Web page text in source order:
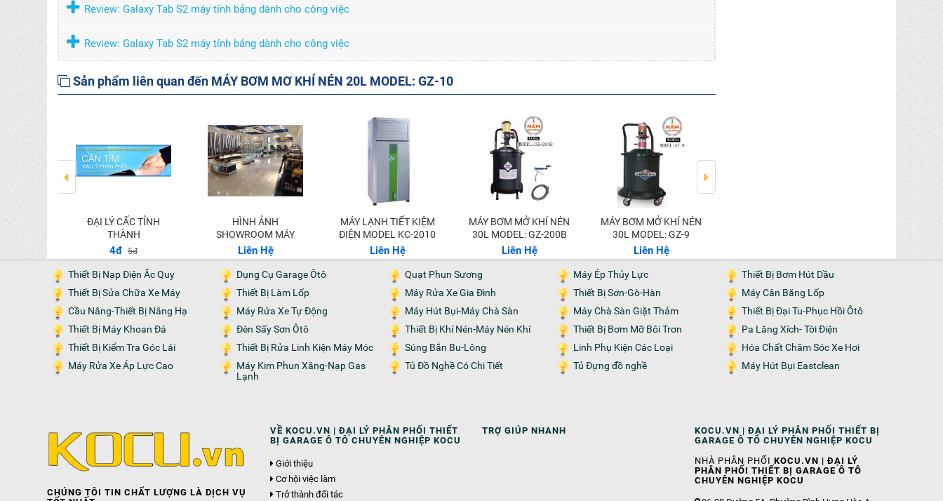
Review: Galaxy Tab S2 máy tính bảng dành cho công việc
Review: Galaxy Tab S2 máy tính bảng dành cho công việc
Sản phẩm liên quan đến MÁY BƠM MƠ KHÍ NÉN 20L MODEL: GZ-10
Thêm vào giỏ
ĐẠI LÝ CẤC TỈNH
THÀNH
4đ 5đ
HÌNH ẢNH
SHOWROOM MÁY
LUTIAN
Liên Hệ
MÁY LẠNH TIẾT KIỆM
ĐIỆN MODEL KC-2010
Liên Hệ
MÁY BƠM MỞ KHÍ NÉN
30L MODEL: GZ-200B
Liên Hệ
MÁY BƠM MỞ KHÍ NÉN
30L MODEL: GZ-9
Liên Hệ
Thiết Bị Nạp Điện Ăc Quy Dụng Cụ Garage Ôtô Quạt Phun Sương Máy Ép Thủy Lực
Thiết Bị Bơm Hút Dầu
Thiết Bị Sửa Chữa Xe Máy
Thiết Bị Làm Lốp Máy Rửa Xe Gia Đình Thiết Bị Sơn-Gò-Hàn
Máy Cân Băng Lốp
Cầu Nâng-Thiết Bị Nâng Hạ
Máy Rửa Xe Tự Động Máy Hút Bụi-Máy Chà Sàn Máy Chà Sàn Giặt Thảm
Thiết Bị Đại Tu-Phục Hồi Ôtô
Thiết Bị Máy Khoan Đá
Đèn Sấy Sơn Ôtô Thiết Bị Khí Nén-Máy Nén Khí Thiết Bị Bơm Mỡ Bôi Trơn
Pa Lăng Xích- Tời Điện
Thiết Bị Kiểm Tra Góc Lái
Thiết Bị Rửa Linh Kiện Máy Móc Súng Bắn Bu-Lông Linh Phụ Kiện Các Loại
Hóa Chất Chăm Sóc Xe Hơi
Máy Rửa Xe Áp Lực Cao
Máy Kim Phun Xăng-Nạp Gas
Lạnh
Tủ Đồ Nghề Có Chi Tiết Tủ Đựng đồ nghề Máy Hút Bụi Eastclean
CHÚNG TÔI TIN CHẤT LƯỢNG LÀ DỊCH VỤ
VỀ KOCU.VN | ĐẠI LÝ PHÂN PHỐI THIẾT
BỊ GARAGE Ô TÔ CHUYÊN NGHIỆP KOCU
Giới thiệu
Cơ hội việc làm
Trở thành đối tác
TRỢ GIÚP NHANH
KOCU.VN | ĐẠI LÝ PHÂN PHỐI THIẾT BỊ
GARAGE Ô TÔ CHUYÊN NGHIỆP KOCU
NHÀ PHÂN PHỐI KOCU.VN | ĐẠI LÝ
PHÂN PHỐI THIẾT BỊ GARAGE Ô TÔ
CHUYÊN NGHIỆP KOCU